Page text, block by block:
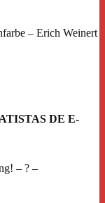
– Erich Weinert
DE E-
– ? –